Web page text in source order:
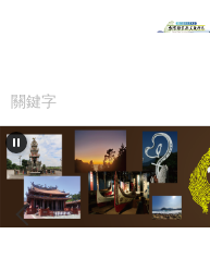
內
容
區